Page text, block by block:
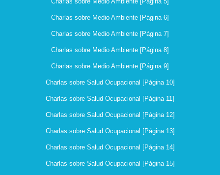
Charlas sobre Medio Ambiente [Página 6]
Charlas sobre Medio Ambiente [Página 7]
Charlas sobre Medio Ambiente [Página 8]
Charlas sobre Medio Ambiente [Página 9]
Charlas sobre Salud Ocupacional [Página 10]
Charlas sobre Salud Ocupacional [Página 11]
Charlas sobre Salud Ocupacional [Página 12]
Charlas sobre Salud Ocupacional [Página 13]
Charlas sobre Salud Ocupacional [Página 14]
Charlas sobre Salud Ocupacional [Página 15]